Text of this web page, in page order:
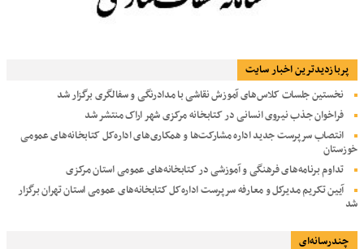
پربازديدترين اخبار سایت
نخستین جلسات کلاس‌های آموزش نقاشی با مدادرنگی و سفالگری برگزار شد
فراخوان جذب نیروی انسانی در کتابخانه مرکزی شهر اراک منتشر شد
انتصاب سرپرست جدید اداره مشارکت‌ها و همکاری‌های اداره‌کل کتابخانه‌های عمومی
خوزستان
تداوم برنامه‌های فرهنگی و آموزشی در کتابخانه‌های عمومی استان مرکزی
آیین تکریم مدیرکل و معارفه سرپرست اداره‌کل کتابخانه‌های عمومی استان تهران برگزار
شد
چندرسانه‌ای